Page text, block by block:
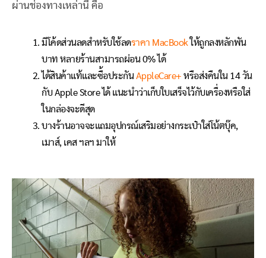
ผ่านช่องทางเหล่านี้ คือ
มีโค้ดส่วนลดสำหรับใช้ลดราคา MacBookให้ถูกลงหลักพัน
บาท หลายร้านสามารถผ่อน 0% ได้
ได้สินค้าแท้และซื้อประกันAppleCare+ หรือส่งคืนใน 14 วัน
กับ Apple Store ได้ แนะนำว่าเก็บใบเสร็จไว้กับเครื่องหรือใส่
ในกล่องจะดีสุด
บางร้านอาจจะแถมอุปกรณ์เสริมอย่างกระเป๋าใส่โน้ตบุ๊ค,
เมาส์, เคส ฯลฯ มาให้